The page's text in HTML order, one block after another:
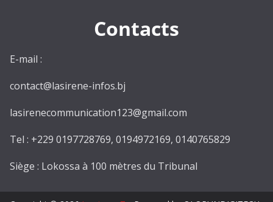
Contacts
E-mail :
contact@lasirene-infos.bj
lasirenecommunication123@gmail.com
Tel : +229 0197728769, 0194972169, 0140765829
Siège : Lokossa à 100 mètres du Tribunal